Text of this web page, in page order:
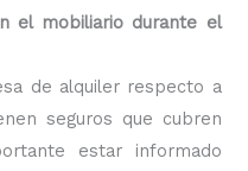
el mobiliario durante el
de alquiler respecto a
seguros que cubren
estar informado